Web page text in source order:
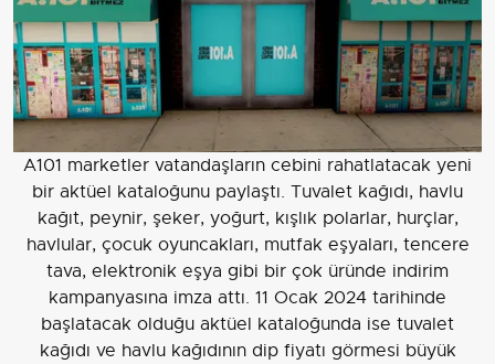
A101 marketler vatandaşların cebini rahatlatacak yeni
bir aktüel kataloğunu paylaştı. Tuvalet kağıdı, havlu
kağıt, peynir, şeker, yoğurt, kışlık polarlar, hurçlar,
havlular, çocuk oyuncakları, mutfak eşyaları, tencere
tava, elektronik eşya gibi bir çok üründe indirim
kampanyasına imza attı. 11 Ocak 2024 tarihinde
başlatacak olduğu aktüel kataloğunda ise tuvalet
kağıdı ve havlu kağıdının dip fiyatı görmesi büyük